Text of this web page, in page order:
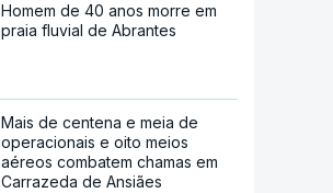
Homem de 40 anos morre em
praia fluvial de Abrantes
Mais de centena e meia de
operacionais e oito meios
aéreos combatem chamas em
Carrazeda de Ansiães